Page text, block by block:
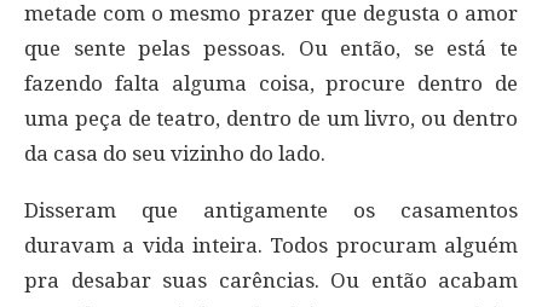
metade com o mesmo prazer que degusta o amor
que sente pelas pessoas. Ou então, se está te
fazendo falta alguma coisa, procure dentro de
uma peça de teatro, dentro de um livro, ou dentro
da casa do seu vizinho do lado.
Disseram que antigamente os casamentos
duravam a vida inteira. Todos procuram alguém
pra desabar suas carências. Ou então acabam